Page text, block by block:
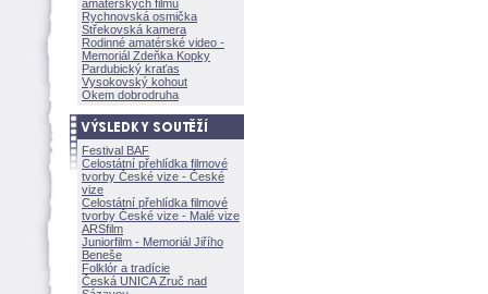
amatérských filmů
Rychnovská osmička
Střekovská kamera
Rodinné amatérské video -
Memoriál Zdeňka Kopky
Pardubický kraťas
Vysokovský kohout
Okem dobrodruha
Festival BAF
Celostátní přehlídka filmové
tvorby České vize - České
vize
Celostátní přehlídka filmové
tvorby České vize - Malé vize
ARSfilm
Juniorfilm - Memoriál Jiřího
Beneše
Folklór a tradície
Česká UNICA Zruč nad